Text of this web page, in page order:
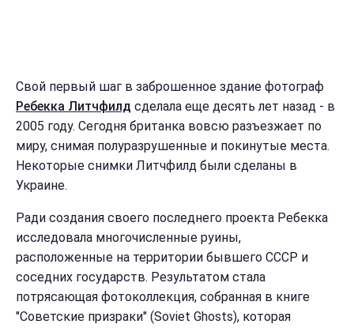
Свой первый шаг в заброшенное здание фотограф
Ребекка Литчфилд сделала еще десять лет назад - в
2005 году. Сегодня британка вовсю разъезжает по
миру, снимая полуразрушенные и покинутые места.
Некоторые снимки Литчфилд были сделаны в
Украине.
Ради создания своего последнего проекта Ребекка
исследовала многочисленные руины,
расположенные на территории бывшего СССР и
соседних государств. Результатом стала
потрясающая фотоколлекция, собранная в книге
"Советские призраки" (Soviet Ghosts), которая